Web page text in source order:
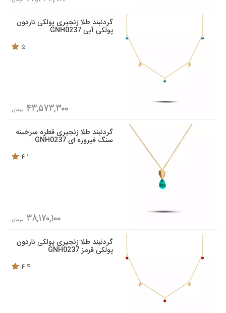
گردنبند طلا زنجیری پولکی ناردون
پولکی آبی GNH0237
5
43,573,300 تومان
گردنبند طلا زنجیری قطره سرخینه
سنگ فیروزه ای GNH0237
4.1
38,170,100 تومان
گردنبند طلا زنجیری پولکی ناردون
پولکی قرمز GNH0237
4.4